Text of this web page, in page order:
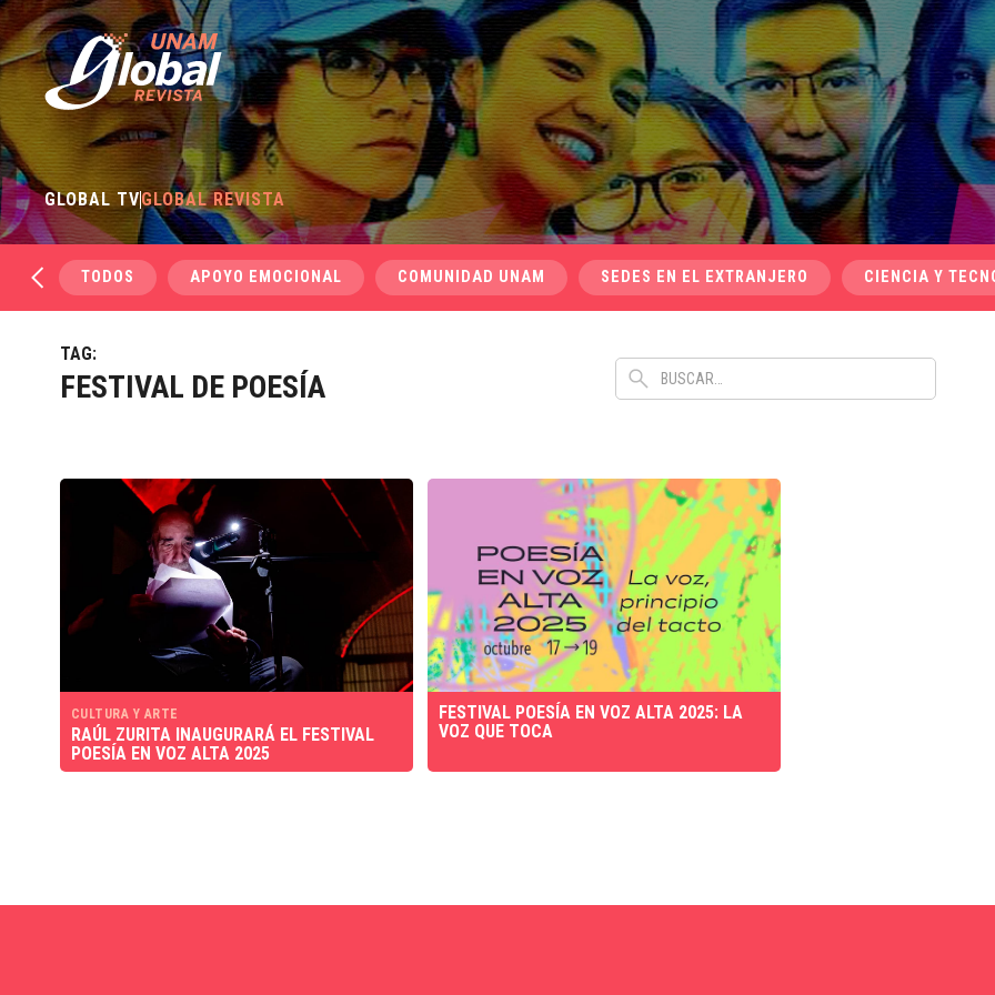
GLOBAL TVGLOBAL REVISTA
TODOS APOYO EMOCIONAL COMUNIDAD UNAM SEDES EN EL EXTRANJERO CIENCIA Y
TAG:
FESTIVAL DE POESÍA
CULTURA Y ARTE
RAÚL ZURITA INAUGURARÁ EL FESTIVAL
POESÍA EN VOZ ALTA 2025
FESTIVAL POESÍA EN VOZ ALTA 2025: LA
VOZ QUE TOCA